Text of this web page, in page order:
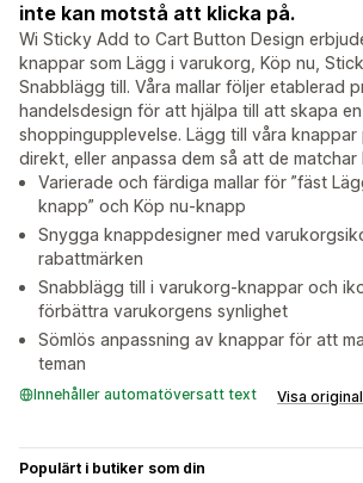
inte kan motstå att klicka på.
Wi Sticky Add to Cart Button Design
knappar som Lägg i varukorg, Köp nu,
Snabblägg till. Våra mallar följer etablerad
handelsdesign för att hjälpa till att skapa
shoppingupplevelse. Lägg till våra
direkt, eller anpassa dem så att de matchar
Varierade och färdiga mallar för ”fäst
knapp” och Köp nu-knapp
Snygga knappdesigner med
rabattmärken
Snabblägg till i varukorg-knappar och
förbättra varukorgens synlighet
Sömlös anpassning av knappar för att
teman
Innehåller automatöversatt text Visa original
Populärt i butiker som din